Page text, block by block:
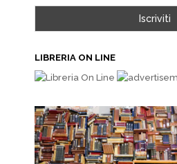
LIBRERIA ON LINE